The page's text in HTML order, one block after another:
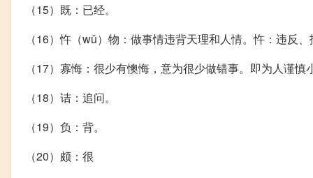
（15）既：已经。
（16）忤（wǔ）物：做事情违背天理和人情。忤：违反、
（17）寡悔：很少有懊悔，意为很少做错事。即为人谨慎
（18）诘：追问。
（19）负：背。
（20）颇：很